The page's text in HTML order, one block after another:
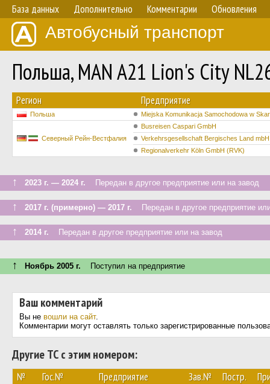
База данных Дополнительно Комментарии Обновления
Автобусный транспорт
Польша, MAN A21 Lion's City
Регион Предприятие
Польша Miejska Komunikacja Samochodowa w
Северный Рейн-Вестфалия
Busreisen Caspari GmbH
Verkehrsgesellschaft Bergisches Land mbH
Regionalverkehr Köln GmbH (RVK)
↑ 2023 г. — 2024 г. Передан в другое предприятие или на завод
↑ 2017 г. (примерно) — 2017 г. Передан в другое предприятие
↑ 2014 г. Передан в другое предприятие или на завод
↑ Ноябрь 2005 г. Поступил на предприятие
Ваш комментарий
Вы не вошли на сайт.
Комментарии могут оставлять только зарегистрированные
Другие ТС с этим номером:
№ Гос.№ Предприятие Зав.№ Постр.